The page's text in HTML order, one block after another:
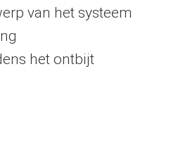
van het systeem
het ontbijt